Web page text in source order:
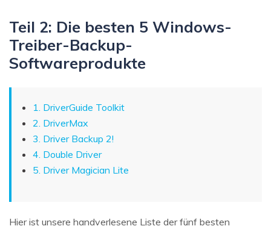
Teil 2: Die besten 5 Windows-
Treiber-Backup-
Softwareprodukte
1. DriverGuide Toolkit
2. DriverMax
3. Driver Backup 2!
4. Double Driver
5. Driver Magician Lite
Hier ist unsere handverlesene Liste der fünf besten